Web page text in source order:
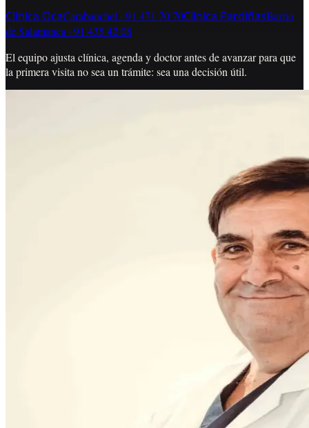
Clínica OcaCarabanchel · 91 471 70 70Clínica PardiñasBarrio
de Salamanca · 91 435 42 08
El equipo ajusta clínica, agenda y doctor antes de avanzar para que
la primera visita no sea un trámite: sea una decisión útil.